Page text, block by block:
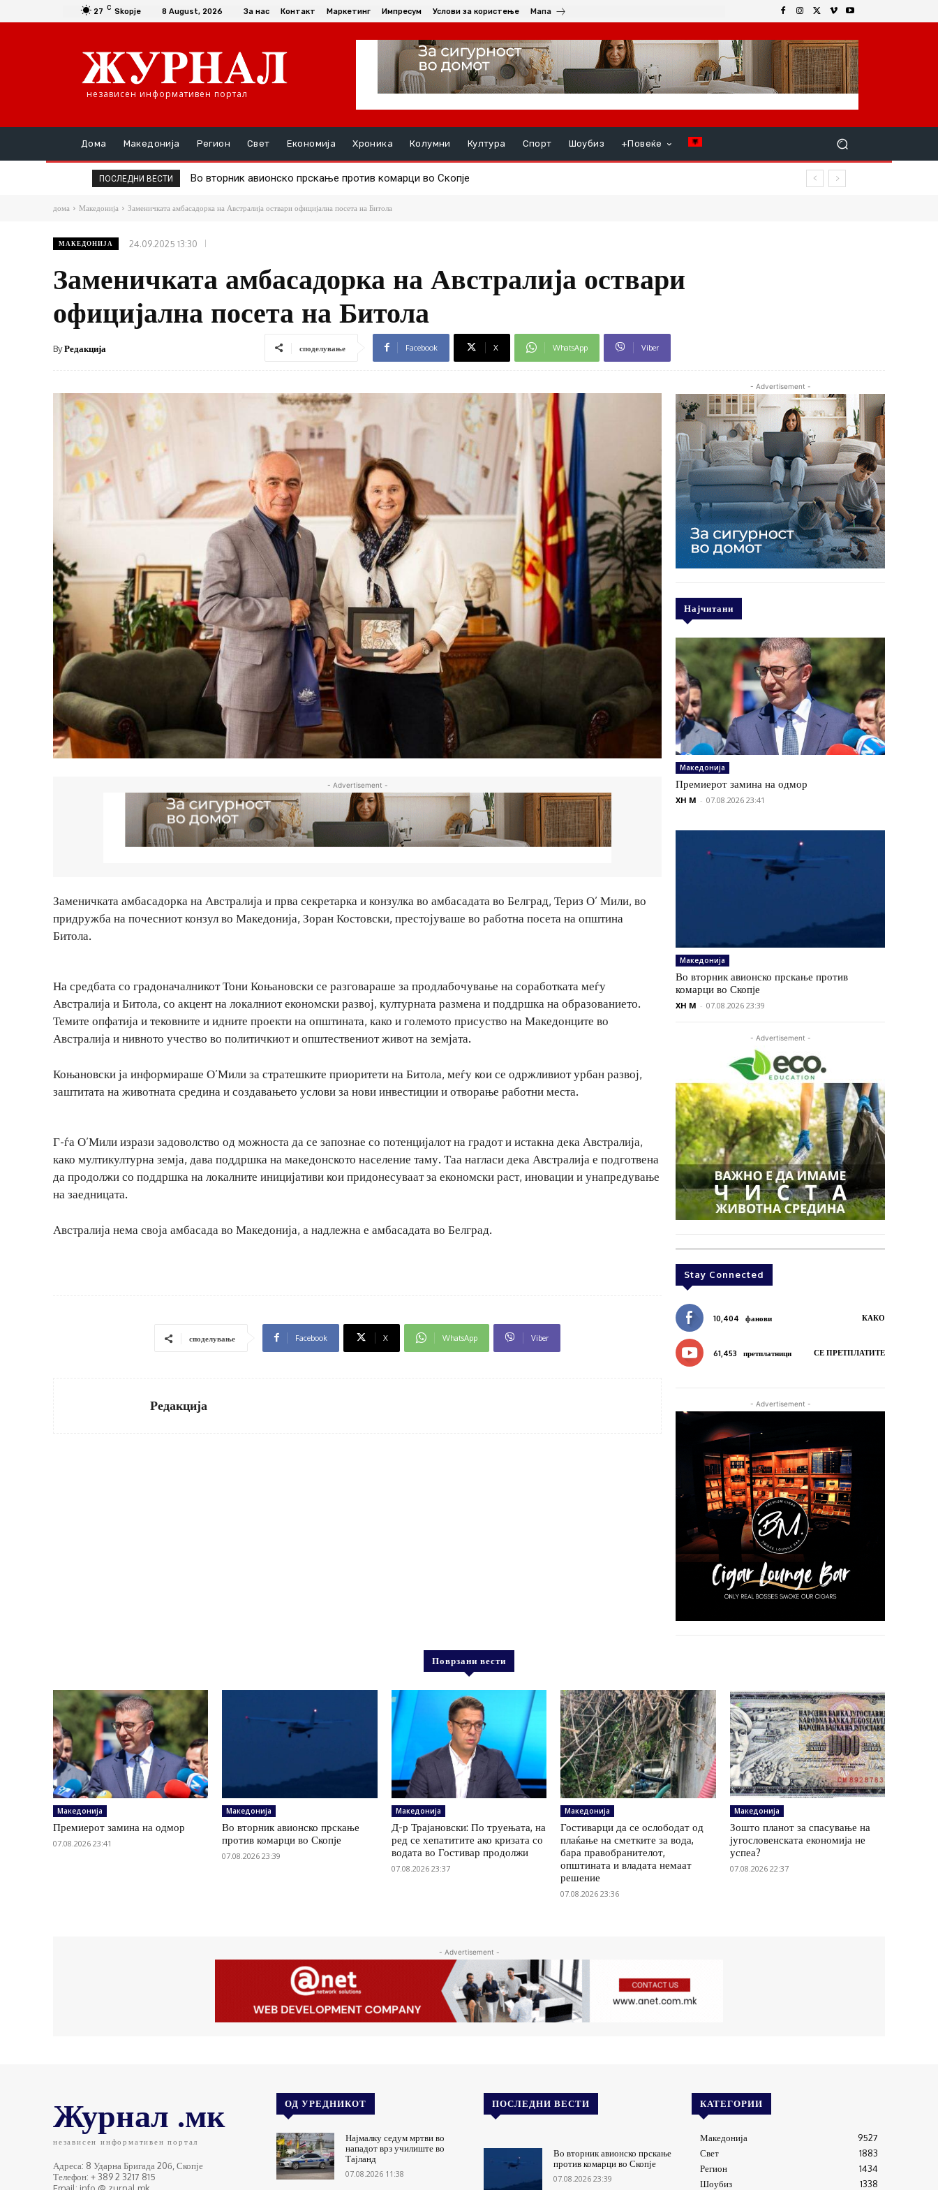
27 C Skopje 8 August, 2026 За нас Контакт Маркетинг Импресум Услови за користење Мапа
независен информативен портал
Дома Македонија Регион Свет Економија Хроника Колумни Култура Спорт Шоубиз +Повеќе
ПОСЛЕДНИ ВЕСТИ Во вторник авионско прскање против комарци во Скопје
Д-р Трајановски: По труењата, на ред се хепатитите ако кризата со водата во Гостивар продолжи
дома Македонија Заменичката амбасадорка на Австралија оствари официјална посета на Битола
МАКЕДОНИЈА 24.09.2025 13:30
Заменичката амбасадорка на Австралија оствари
официјална посета на Битола
ByРедакција споделување Facebook X WhatsApp Viber
- Advertisement -
Заменичката амбасадорка на Австралија и прва секретарка и конзулка во амбасадата во Белград, Териз О’ Мили, во
придружба на почесниот конзул во Македонија, Зоран Костовски, престојуваше во работна посета на општина
Битола.
На средбата со градоначалникот Тони Коњановски се разговараше за продлабочување на соработката меѓу
Австралија и Битола, со акцент на локалниот економски развој, културната размена и поддршка на образованието.
Темите опфатија и тековните и идните проекти на општината, како и големото присуство на Македонците во
Австралија и нивното учество во политичкиот и општествениот живот на земјата.
Коњановски ја информираше О’Мили за стратешките приоритети на Битола, меѓу кои се одржливиот урбан развој,
заштитата на животната средина и создавањето услови за нови инвестиции и отворање работни места.
Г-ѓа О’Мили изрази задоволство од можноста да се запознае со потенцијалот на градот и истакна дека Австралија,
како мултикултурна земја, дава поддршка на македонското население таму. Таа нагласи дека Австралија е подготвена
да продолжи со поддршка на локалните иницијативи кои придонесуваат за економски раст, иновации и унапредување
на заедницата.
Австралија нема своја амбасада во Македонија, а надлежна е амбасадата во Белград.
споделување Facebook X WhatsApp Viber
Редакција
- Advertisement -
Најчитани
Македонија
Премиерот замина на одмор
XH M - 07.08.2026 23:41
Македонија
Во вторник авионско прскање против
комарци во Скопје
XH M - 07.08.2026 23:39
- Advertisement -
Stay Connected
10,404 фанови КАКО
61,453 претплатници СЕ ПРЕТПЛАТИТЕ
- Advertisement -
Поврзани вести
Македонија
Премиерот замина на одмор
07.08.2026 23:41
Македонија
Во вторник авионско прскање
против комарци во Скопје
07.08.2026 23:39
Македонија
Д-р Трајановски: По труењата, на
ред се хепатитите ако кризата со
водата во Гостивар продолжи
07.08.2026 23:37
Македонија
Гостиварци да се ослободат од
плаќање на сметките за вода,
бара правобранителот,
општината и владата немаат
решение
07.08.2026 23:36
Македонија
Зошто планот за спасување на
југословенската економија не
успеа?
07.08.2026 22:37
- Advertisement -
Журнал .мк
независен информативен портал
Адреса: 8 Ударна Бригада 20б, Скопје
Телефон: + 389 2 3217 815
ОД УРЕДНИКОТ
Најмалку седум мртви во
нападот врз училиште во
Тајланд
07.08.2026 11:38
ПОСЛЕДНИ ВЕСТИ
Во вторник авионско прскање
против комарци во Скопје
07.08.2026 23:39
КАТЕГОРИИ
Македонија
9527
Свет
1883
Регион
1434
Шоубиз
1338